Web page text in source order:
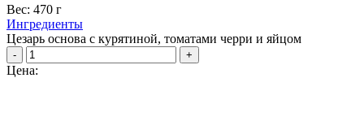
Вес: 470 г
Ингредиенты
Цезарь основа с курятиной, томатами черри и яйцом
- +
Цена: